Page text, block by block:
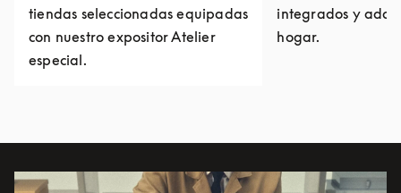
tiendas seleccionadas equipadas
con nuestro expositor Atelier
especial.
integrados y
hogar.
Imagen del evento